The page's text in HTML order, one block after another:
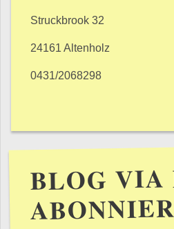
Struckbrook 32
24161 Altenholz
0431/2068298
BLOG